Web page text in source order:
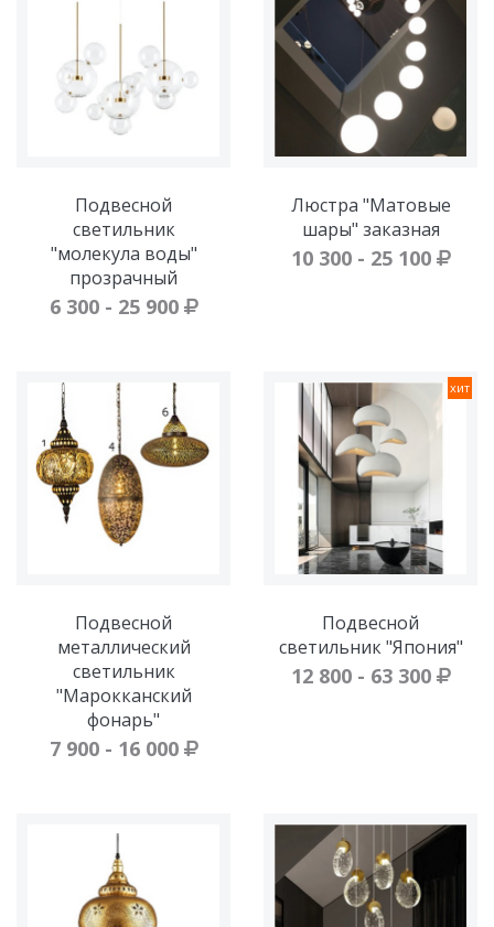
Подвесной
светильник
"молекула воды"
прозрачный
6 300 - 25 900
Люстра "Матовые
шары" заказная
10 300 - 25 100
Подвесной
металлический
светильник
"Марокканский
фонарь"
7 900 - 16 000
хит
Подвесной
светильник "Япония"
12 800 - 63 300